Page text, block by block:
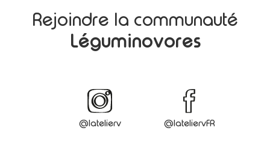
Rejoindre la communauté
Léguminovores
@latelierv @lateliervFR